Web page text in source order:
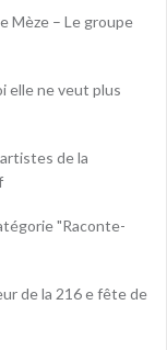
Mèze – Le groupe
elle ne veut plus
de la
"Raconte-
de la 216 e fête de